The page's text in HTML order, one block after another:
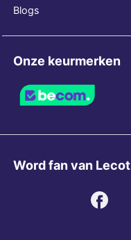
Blogs
Onze keurmerken
Word fan van Lecot